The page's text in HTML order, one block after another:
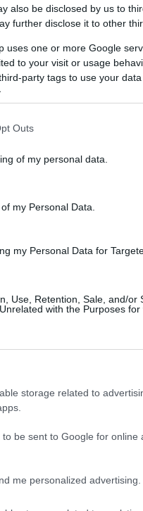
also be disclosed by us to
further disclose it to other
uses one or more Google
to your visit or usage
party tags to use your
Outs
of my personal data.
my Personal Data.
my Personal Data for
Use, Retention, Sale, and/or
with the Purposes for
storage related to
be sent to Google for online
me personalized advertising.